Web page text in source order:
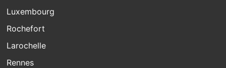
Luxembourg
Rochefort
Larochelle
Rennes